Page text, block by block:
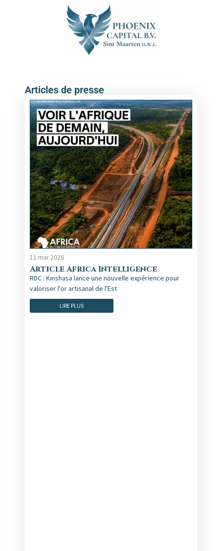
Articles de presse
11 mai 2026
Article Africa Intelligence
RDC : Kinshasa lance une nouvelle expérience pour
valoriser l'or artisanal de l'Est
LIRE PLUS